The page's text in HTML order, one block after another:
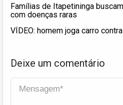
Famílias de Itapetininga
com doenças raras
VÍDEO: homem joga carro
Deixe um comentário